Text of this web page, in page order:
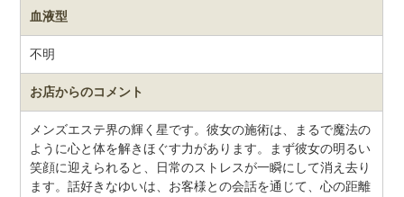
血液型
不明
お店からのコメント
メンズエステ界の輝く星です。彼女の施術は、まるで魔法の
ように心と体を解きほぐす力があります。まず彼女の明るい
笑顔に迎えられると、日常のストレスが一瞬にして消え去り
ます。話好きなゆいは、お客様との会話を通じて、心の距離